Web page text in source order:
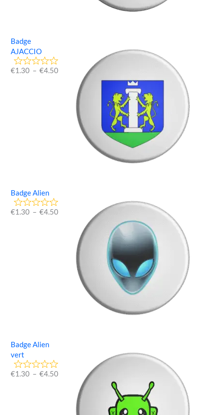
Badge
AJACCIO
€1.30 – €4.50
Badge Alien
€1.30 – €4.50
Badge Alien
vert
€1.30 – €4.50